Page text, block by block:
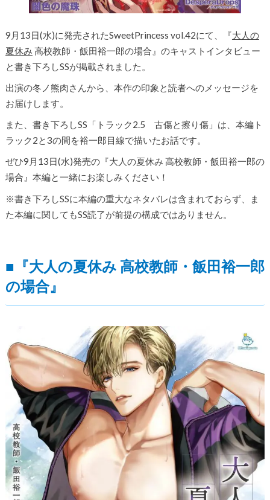
9月13日(水)に発売されたSweetPrincess vol.42にて、『大人の
夏休み 高校教師・飯田裕一郎の場合』のキャストインタビュー
と書き下ろしSSが掲載されました。
出演の冬ノ熊肉さんから、本作の印象と読者へのメッセージを
お届けします。
また、書き下ろしSS「トラック2.5 古傷と擦り傷」は、本編ト
ラック2と3の間を裕一郎目線で描いたお話です。
ぜひ9月13日(水)発売の『大人の夏休み 高校教師・飯田裕一郎の
場合』本編と一緒にお楽しみください！
※書き下ろしSSに本編の重大なネタバレは含まれておらず、ま
た本編に関してもSS読了が前提の構成ではありません。
■『大人の夏休み 高校教師・飯田裕一郎
の場合』